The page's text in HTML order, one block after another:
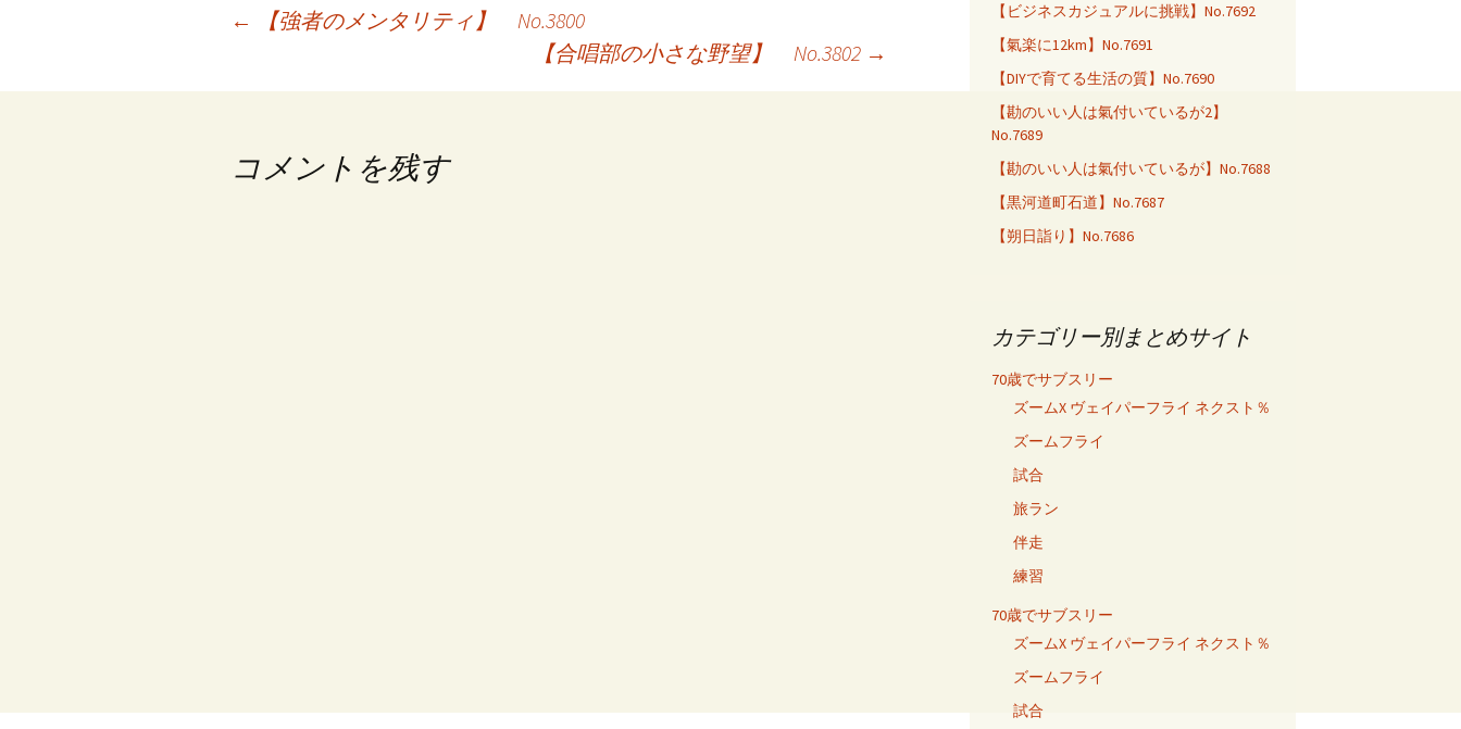
←
【強者のメンタリティ】 No.3800
【合唱部の小さな野望】 No.3802 →
コメントを残す
【ビジネスカジュアルに挑戦】No.7692
【氣楽に12km】No.7691
【DIYで育てる生活の質】No.7690
【勘のいい人は氣付いているが2】
No.7689
【勘のいい人は氣付いているが】No.7688
【黒河道町石道】No.7687
【朔日詣り】No.7686
カテゴリー別まとめサイト
70歳でサブスリー
ズームX ヴェイパーフライ ネクスト％
ズームフライ
試合
旅ラン
伴走
練習
70歳でサブスリー
ズームX ヴェイパーフライ ネクスト％
ズームフライ
試合